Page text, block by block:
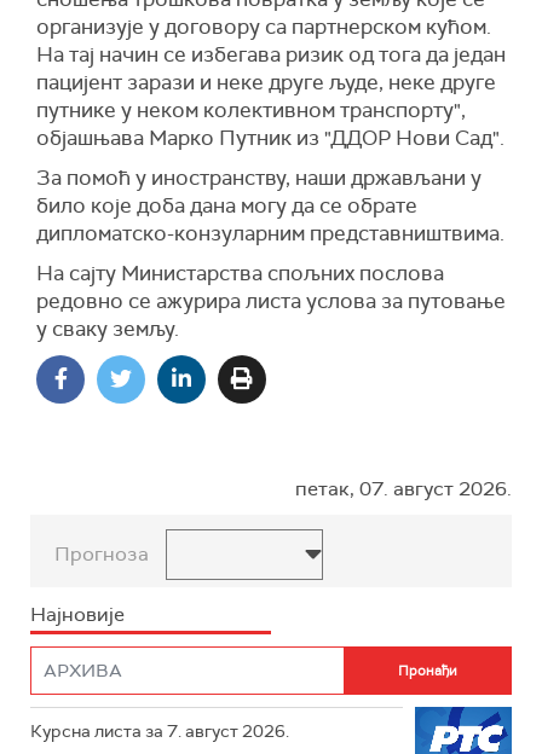
организује у договору са партнерском кућом.
На тај начин се избегава ризик од тога да један
пацијент зарази и неке друге људе, неке друге
путнике у неком колективном транспорту",
објашњава Марко Путник из "ДДОР Нови Сад".
За помоћ у иностранству, наши држављани у
било које доба дана могу да се обрате
дипломатско-конзуларним представништвима.
На сајту Министарства спољних послова
редовно се ажурира листа услова за путовање
у сваку земљу.
петак, 07. август 2026.
Прогноза
Најновије
Курсна листа за 7. август 2026.